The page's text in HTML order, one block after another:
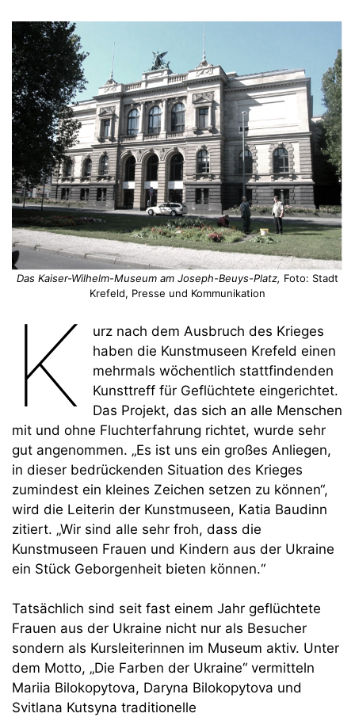
Das Kaiser-Wilhelm-Museum am Joseph-Beuys-Platz, Foto: Stadt
Krefeld, Presse und Kommunikation
K
urz nach dem Ausbruch des Krieges
haben die Kunstmuseen Krefeld einen
mehrmals wöchentlich stattfindenden
Kunsttreff für Geflüchtete eingerichtet.
Das Projekt, das sich an alle Menschen
mit und ohne Fluchterfahrung richtet, wurde sehr
gut angenommen. „Es ist uns ein großes Anliegen,
in dieser bedrückenden Situation des Krieges
zumindest ein kleines Zeichen setzen zu können“,
wird die Leiterin der Kunstmuseen, Katia Baudinn
zitiert. „Wir sind alle sehr froh, dass die
Kunstmuseen Frauen und Kindern aus der Ukraine
ein Stück Geborgenheit bieten können.“
Tatsächlich sind seit fast einem Jahr geflüchtete
Frauen aus der Ukraine nicht nur als Besucher
sondern als Kursleiterinnen im Museum aktiv. Unter
dem Motto, „Die Farben der Ukraine“ vermitteln
Mariia Bilokopytova, Daryna Bilokopytova und
Svitlana Kutsyna traditionelle